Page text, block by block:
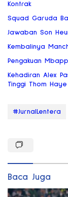
Kontrak
Squad Garuda
Jawaban Son
Kembalinya
Pengakuan
Kehadiran Alex
Tinggi Thom Haye
#JurnalLentera
Baca Juga